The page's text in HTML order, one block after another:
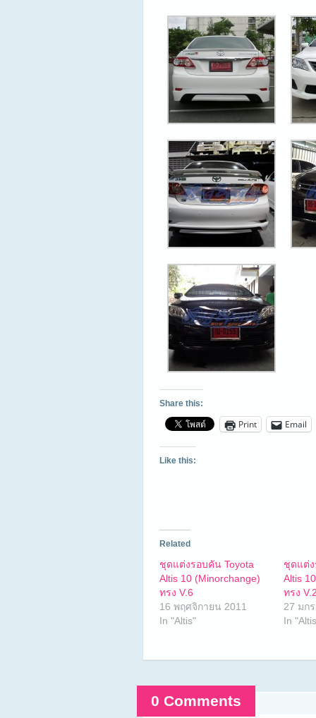
Share this:
Print Email
Like this:
Related
ชุดแต่งรอบคัน Toyota
Altis 10 (Minorchange)
ทรง V.6
16 พฤศจิกายน 2011
In "Altis"
ชุดแต่ง
Altis
ทรง
27 มก
In
0 Comments
Comments are closed.